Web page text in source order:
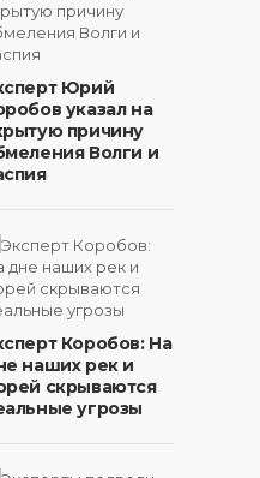
Юрий
указал на
причину
Волги и
Коробов: На
наших рек и
скрываются
угрозы